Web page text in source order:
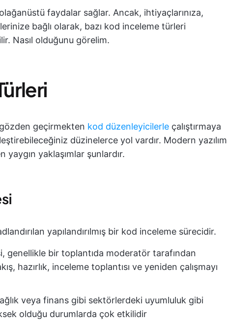
faydalar sağlar. Ancak, ihtiyaçlarınıza,
bağlı olarak, bazı kod inceleme türleri
Nasıl olduğunu görelim.
geçirmekten kod düzenleyicilerle çalıştırmaya
düzinelerce yol vardır. Modern yazılım
yaygın yaklaşımlar şunlardır.
yapılandırılmış bir kod inceleme sürecidir.
genellikle bir toplantıda moderatör tarafından
hazırlık, inceleme toplantısı ve yeniden çalışmayı
veya finans gibi sektörlerdeki uyumluluk gibi
olduğu durumlarda çok etkilidir